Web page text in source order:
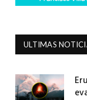
ULTIMAS